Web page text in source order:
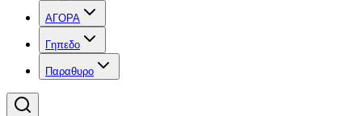
ΑΓΟΡΑ
Γηπεδο
Παραθυρο